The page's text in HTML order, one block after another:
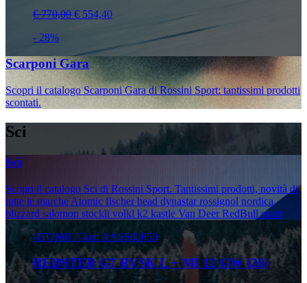
€ 770,00 € 554,40
- 28%
Scarponi Gara
Scopri il catalogo Scarponi Gara di Rossini Sport: tantissimi prodotti
scontati.
Sci
Sci
Scopri il catalogo Sci di Rossini Sport. Tantissimi prodotti, novità di
tutte le marche Atomic fischer head dynastar rossignol nordica
blizzard salomon stockli volkl k2 kastle Van Deer RedBull sport
ATOMIC Cod: AASS03858
REDSTER G7 RVSK L + MI 12 GW (26)